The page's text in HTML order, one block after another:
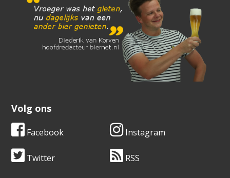
Volg ons
Facebook Instagram
Twitter RSS